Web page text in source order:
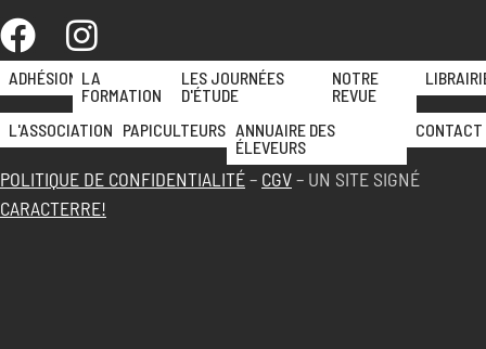
ADHÉSION LA
FORMATION
LES JOURNÉES
D'ÉTUDE
NOTRE
REVUE
L'ASSOCIATION PAPICULTEURS ANNUAIRE DES
ÉLEVEURS
CONTACT
POLITIQUE DE CONFIDENTIALITÉ– CGV– UN SITE SIGNÉ
CARACTERRE!